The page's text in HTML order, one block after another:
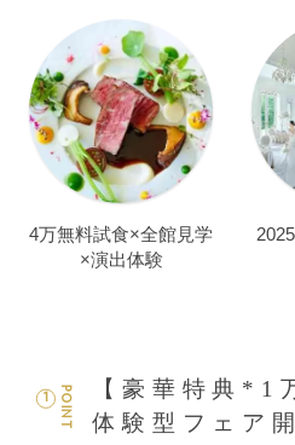
4万無料試食×全館見学
×演出体験
POINT
1
【豪華特典*1
体験型フェア